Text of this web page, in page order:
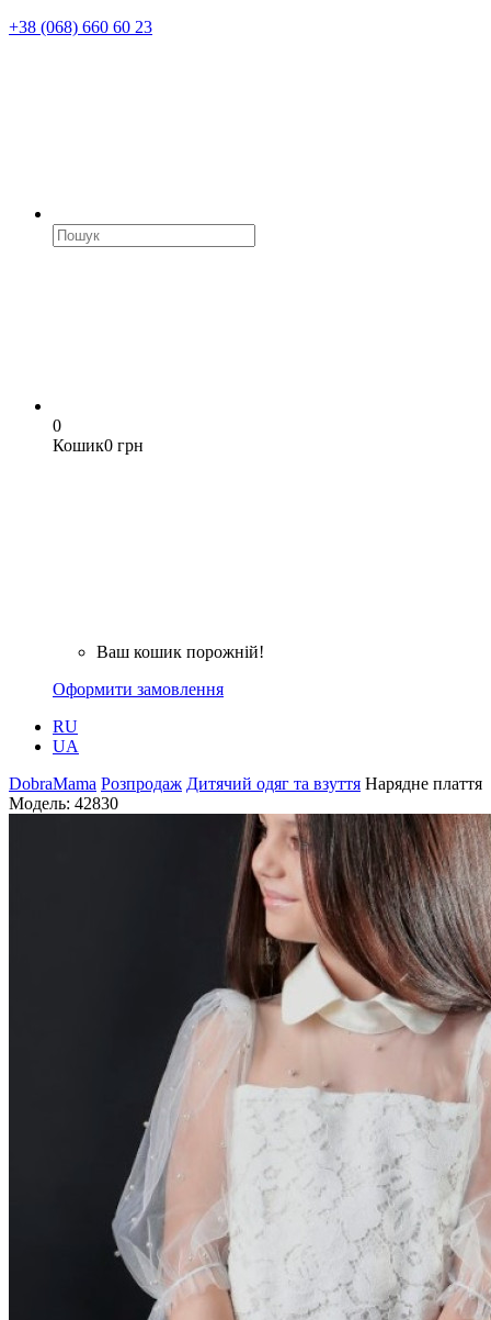
+38 (068) 660 60 23
0
Кошик0 грн
Ваш кошик порожній!
Оформити замовлення
RU
UA
DobraMama Розпродаж Дитячий одяг та взуття Нарядне плаття
Модель: 42830